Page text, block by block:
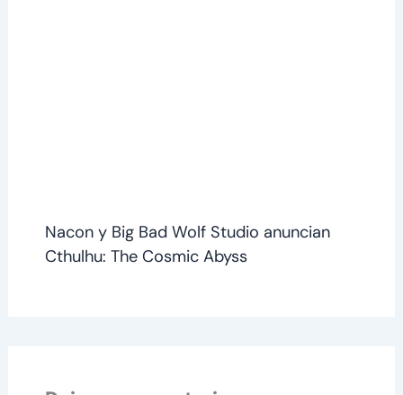
Nacon y Big Bad Wolf Studio anuncian
Cthulhu: The Cosmic Abyss